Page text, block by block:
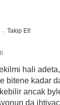
Takip Et!
hali
bitene kadar
ancak
da